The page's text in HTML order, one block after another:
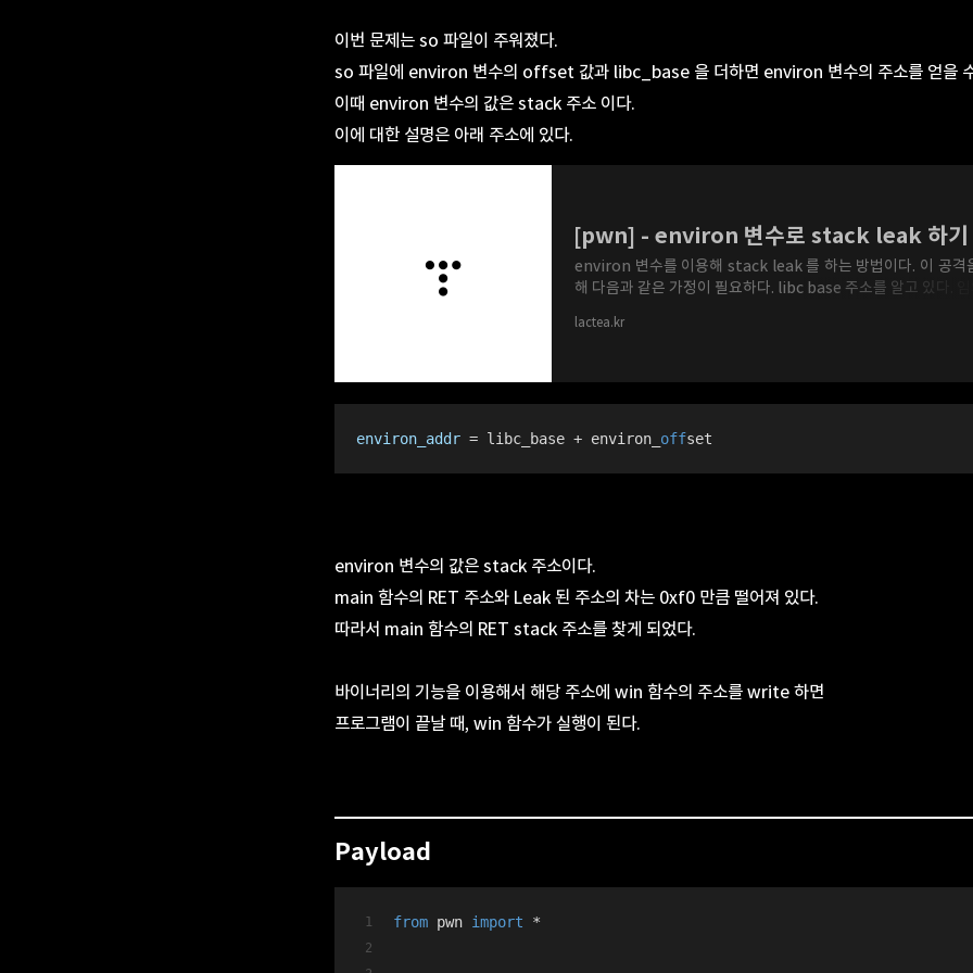
이번 문제는 so 파일이 주워졌다.
so 파일에 environ 변수의 offset 값과 libc_base 을 더하면 environ 변수의 주소를 얻을
이때 environ 변수의 값은 stack 주소 이다.
이에 대한 설명은 아래 주소에 있다.
[pwn] - environ 변수로 stack leak 하기
environ 변수를 이용해 stack leak 를 하는 방법이다. 이 공격
해 다음과 같은 가정이 필요하다. libc base 주소를 알고 있다. 임
lactea.kr
environ_addr = libc_base + environ_ off
environ 변수의 값은 stack 주소이다.
main 함수의 RET 주소와 Leak 된 주소의 차는 0xf0 만큼 떨어져 있다.
따라서 main 함수의 RET stack 주소를 찾게 되었다.
바이너리의 기능을 이용해서 해당 주소에 win 함수의 주소를 write 하면
프로그램이 끝날 때, win 함수가 실행이 된다.
Payload
from pwn import *